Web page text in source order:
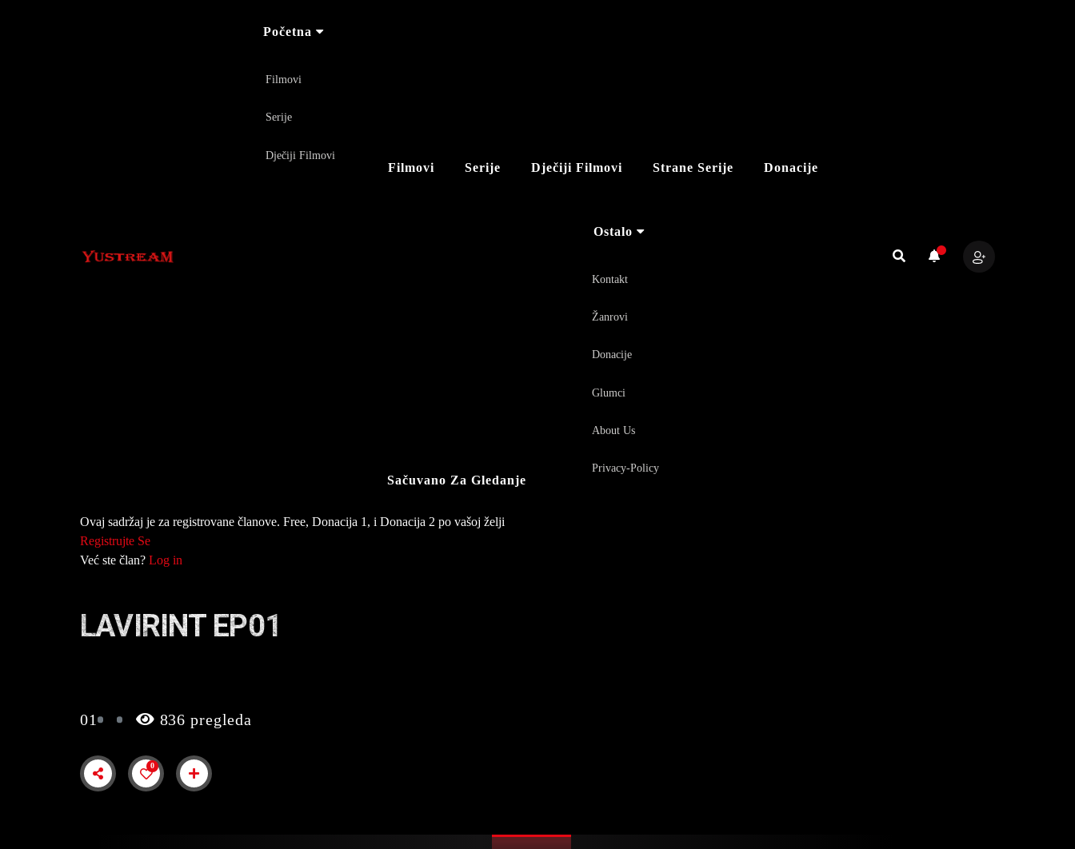
Početna
Filmovi
Serije
Dječiji Filmovi
Filmovi Serije Dječiji Filmovi Strane Serije Donacije
Sačuvano Za Gledanje
Ostalo
Kontakt
Žanrovi
Donacije
Glumci
About Us
Privacy-Policy
Ovaj sadržaj je za registrovane članove. Free, Donacija 1, i Donacija 2 po vašoj želji
Registrujte Se
Već ste član? Log in
LAVIRINT EP01
01 836 pregleda
0